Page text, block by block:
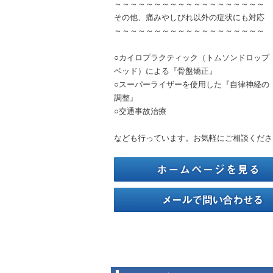
～～～～～～～～～～～～～～～～～～～
その他、痛みやしびれ以外の症状にも対応
～～～～～～～～～～～～～～～～～～～
○カイロプラクティック（トムソンドロップ
ベッド）による『骨盤矯正』
○スーパーライザーを使用した『自律神経の
調整』
○交通事故治療
なども行っています。お気軽にご相談くだ